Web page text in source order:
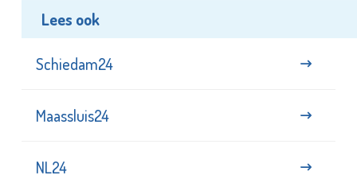
Lees ook
Schiedam24
Maassluis24
NL24